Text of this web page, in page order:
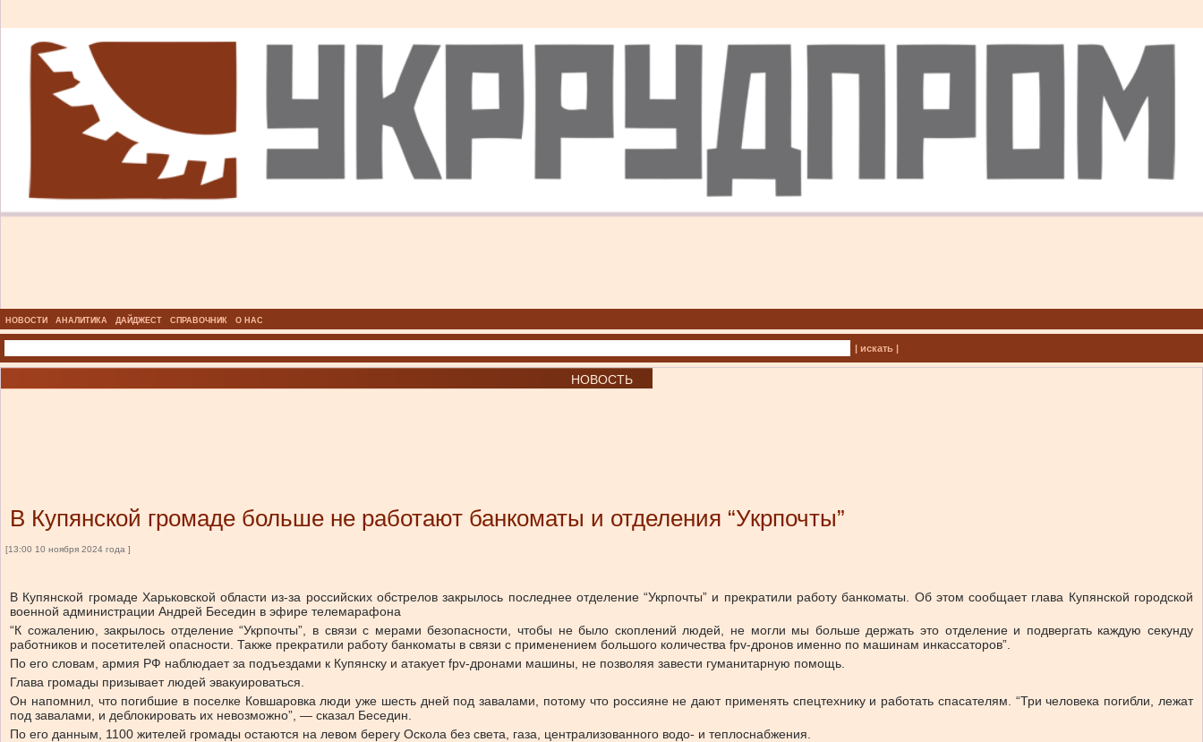
НОВОСТИ АНАЛИТИКА ДАЙДЖЕСТ СПРАВОЧНИК О НАС
| искать |
НОВОСТЬ
В Купянской громаде больше не работают банкоматы и отделения “Укрпочты”
[13:00 10 ноября 2024 года ]
В Купянской громаде Харьковской области из-за российских обстрелов закрылось последнее отделение “Укрпочты” и прекратили работу банкоматы. Об этом сообщает глава Купянской городской
военной администрации Андрей Беседин в эфире телемарафона
“К сожалению, закрылось отделение “Укрпочты”, в связи с мерами безопасности, чтобы не было скоплений людей, не могли мы больше держать это отделение и подвергать каждую секунду
работников и посетителей опасности. Также прекратили работу банкоматы в связи с применением большого количества fpv-дронов именно по машинам инкассаторов”.
По его словам, армия РФ наблюдает за подъездами к Купянску и атакует fpv-дронами машины, не позволяя завести гуманитарную помощь.
Глава громады призывает людей эвакуироваться.
Он напомнил, что погибшие в поселке Ковшаровка люди уже шесть дней под завалами, потому что россияне не дают применять спецтехнику и работать спасателям. “Три человека погибли, лежат
под завалами, и деблокировать их невозможно”, — сказал Беседин.
По его данным, 1100 жителей громады остаются на левом берегу Оскола без света, газа, централизованного водо- и теплоснабжения.